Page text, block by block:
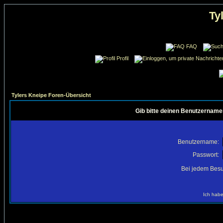
FAQ
Profil
Tylers Kneipe Foren-Übersicht
Gib bitte deinen
Benutzername:
Passwort:
Bei jedem
Ich